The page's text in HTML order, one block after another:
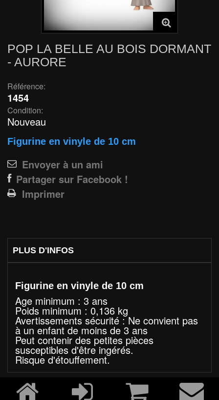
POP LA BELLE AU BOIS DORMANT
- AURORE
Référence:
1454
Condition:
Nouveau
Figurine en vinyle de 10 cm
Envoyer à un ami
Partager sur Facebook !
Imprimer
PLUS D'INFOS
Figurine en vinyle de 10 cm
Age minimum : 3 ans
Poids minimum : 0,136 kg
Avertissements sécurité : Ne convient pas
à un enfant de moins de 3 ans
Peut contenir des petites pièces
susceptibles d'être ingérés.
Risque d'étouffement.